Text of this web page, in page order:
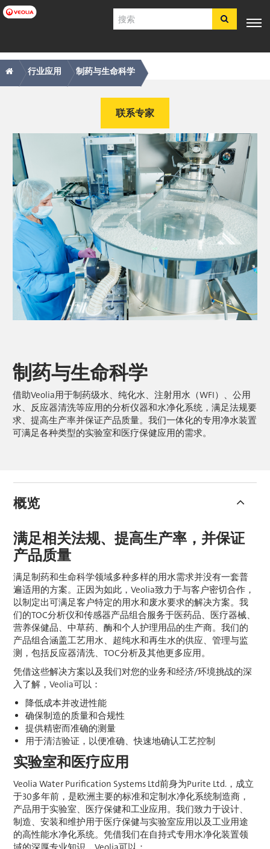
跳
转
要
内
容
搜
索
主
导
专业知
识
行业应
用
产品与服
务
COA
简介
招贤纳士
注册
登录
联系我们
痕
迹
行业应用 制药与生命科学​​​​​​​
联系专家
制药与生命科学
借助Veolia用于制药级水、纯化水、注射用水（WFI）、公用
水、反应器清洗等应用的分析仪器和水净化系统，满足法规要
求、提高生产率并保证产品质量。我们一体化的专用净水装置
可满足各种类型的实验室和医疗保健应用的需求。
概览
满足相关法规、提高生产率，并保证
产品质量
满足制药和生命科学领域多种多样的用水需求并没有一套普
遍适用的方案。正因为如此，Veolia致力于与客户密切合作，
以制定出可满足客户特定的用水和废水要求的解决方案。我
们的TOC分析仪和传感器产品组合服务于医药品、医疗器械、
营养保健品、中草药、酶和个人护理用品的生产商。我们的
产品组合涵盖工艺用水、超纯水和再生水的供应、管理与监
测，包括反应器清洗、TOC分析及其他更多应用。
凭借这些解决方案以及我们对您的业务和经济/环境挑战的深
入了解，Veolia可以：
降低成本并改进性能
确保制造的质量和合规性
提供精密而准确的测量
用于清洁验证，以便准确、快速地确认工艺控制
实验室和医疗应用
Veolia Water Purification Systems Ltd前身为Purite Ltd.，成立
于30多年前，是欧洲主要的标准和定制水净化系统制造商，
产品用于实验室、医疗保健和工业应用。我们致力于设计、
制造、安装和维护用于医疗保健与实验室应用以及工业用途
的高性能水净化系统。凭借我们在自持式专用水净化装置领